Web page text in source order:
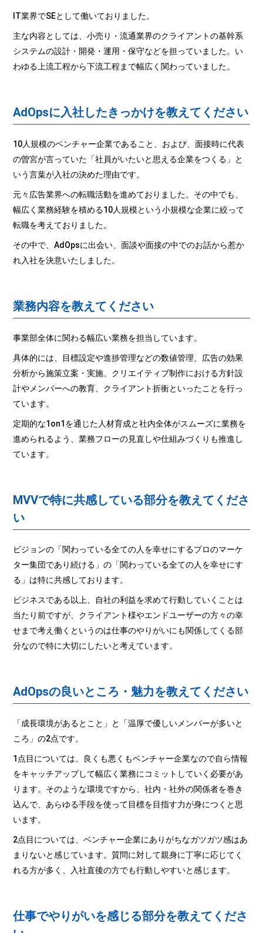
IT業界でSEとして働いておりました。
主な内容としては、小売り・流通業界のクライアントの基幹系
システムの設計・開発・運用・保守などを担っていました。い
わゆる上流工程から下流工程まで幅広く関わっていました。
AdOpsに入社したきっかけを教えてください
10人規模のベンチャー企業であること、および、面接時に代表
の曽宮が言っていた「社員がいたいと思える企業をつくる」と
いう言葉が入社の決めた理由です。
元々広告業界への転職活動を進めておりました。その中でも、
幅広く業務経験を積める10人規模という小規模な企業に絞って
転職を考えておりました。
その中で、AdOpsに出会い、面談や面接の中でのお話から惹か
れ入社を決意いたしました。
業務内容を教えてください
事業部全体に関わる幅広い業務を担当しています。
具体的には、目標設定や進捗管理などの数値管理、広告の効果
分析から施策立案・実施、クリエイティブ制作における方針設
計やメンバーへの教育、クライアント折衝といったことを行っ
ています。
定期的な1on1を通じた人材育成と社内全体がスムーズに業務を
進められるよう、業務フローの見直しや仕組みづくりも推進し
ています。
MVVで特に共感している部分を教えてくださ
い
ビジョンの「関わっている全ての人を幸せにするプロのマーケ
ター集団であり続ける」の「関わっている全ての人を幸せにす
る」は特に共感しております。
ビジネスである以上、自社の利益を求めて行動していくことは
当たり前ですが、クライアント様やエンドユーザーの方々の幸
せまで考え働くというのは仕事のやりがいにも関係してくる部
分なので特に大切にしたいと考えています。
AdOpsの良いところ・魅力を教えてください
「成長環境があるとこと」と「温厚で優しいメンバーが多いと
ころ」の2点です。
1点目については、良くも悪くもベンチャー企業なので自ら情報
をキャッチアップして幅広く業務にコミットしていく必要があ
ります。そのような環境ですから、社内・社外の関係者を巻き
込んで、あらゆる手段を使って目標を目指す力が身につくと思
います。
2点目については、ベンチャー企業にありがちなガツガツ感はあ
まりないと感じています。質問に対して親身に丁寧に応じてく
れる方が多く、入社直後の方でも行動しやすいと感じます。
仕事でやりがいを感じる部分を教えてくださ